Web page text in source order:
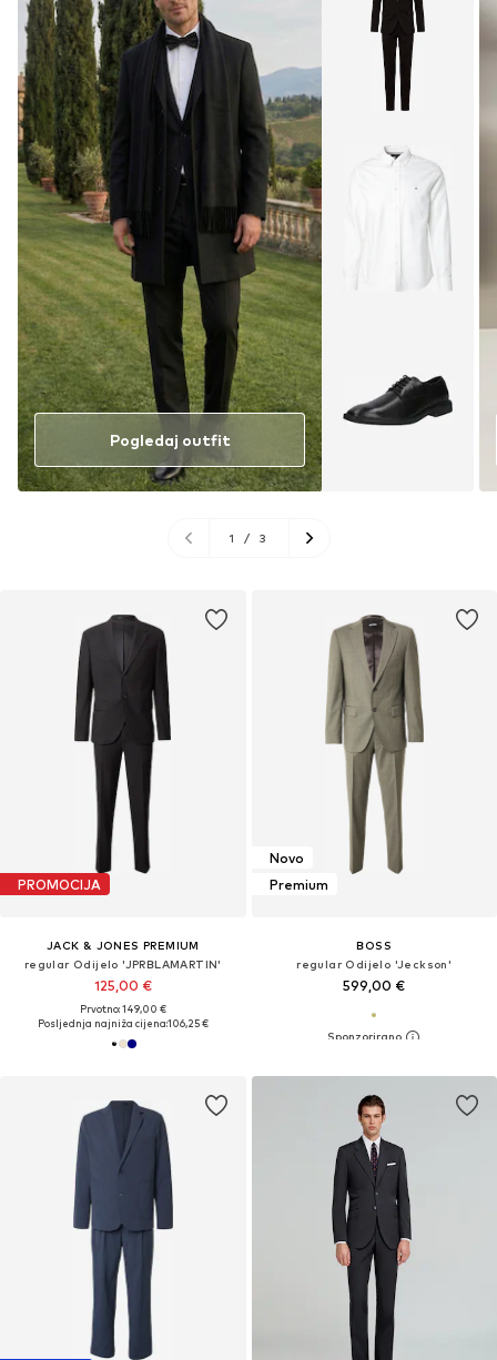
Pogledaj outfit
1 / 3
PROMOCIJA
JACK & JONES PREMIUM
regular Odijelo 'JPRBLAMARTIN'
125,00 €
Prvotno: 149,00 €
Posljednja najniža cijena:106,25 €
Novo
Premium
BOSS
regular Odijelo 'Jeckson'
599,00 €